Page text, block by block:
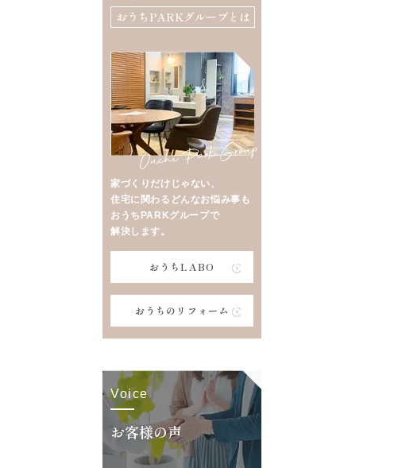
おうちPARKグループとは
家づくりだけじゃない、
住宅に関わるどんなお悩み事も
おうちPARKグループで
解決します。
おうちLABO
おうちのリフォーム
Voice
お客様の声